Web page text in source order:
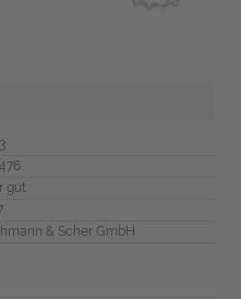
gut
& Scher GmbH